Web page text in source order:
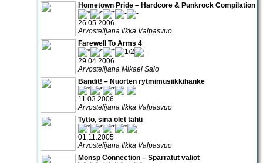
Hometown Pride – Hardcore & Punkrock Compilation
26.05.2006
Arvostelijana Ilkka Valpasvuo
Farewell To Arms 4
29.04.2006
Arvostelijana Mikael Salo
Bandit! – Nuorten rytmimusiikkihanke
11.03.2006
Arvostelijana Ilkka Valpasvuo
Tyttö, sinä olet tähti
01.11.2005
Arvostelijana Ilkka Valpasvuo
Monsp Connection – Sparratut valiot